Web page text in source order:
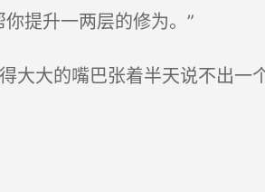
提升一两层的修为。”
大大的嘴巴张着半天说不出一